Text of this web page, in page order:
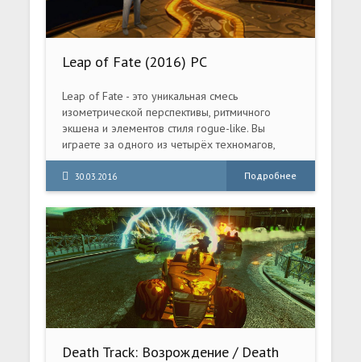
Leap of Fate (2016) PC
Leap of Fate - это уникальная смесь
изометрической перспективы, ритмичного
экшена и элементов стиля rogue-like. Вы
играете за одного из четырёх техномагов,
скрывающихся в нью-йоркских сумерках,
которому предстоит пройти череду испытаний
в Горниле Судеб. Этот мистический полигон
известен своей способностью сталкивать магов
лицом к лицу с их худшими внутренними
демонами. Вы пройдёте по пути, полному
жестоких сражений и усеянному хитроумными
смертельными ловушками.
30.03.2016 Подробнее
Death Track: Возрождение / Death